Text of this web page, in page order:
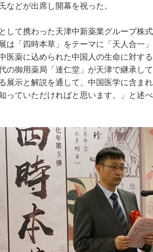
などが出席し開幕を祝った。
して携わった天津中新薬業グループ株
は「四時本草」をテーマに「天人合一
医薬に込められた中国人の生命に対す
の御用薬局「達仁堂」が天津で継承し
展示と解説を通して、中国医学に含ま
っていただければと思います。」と述